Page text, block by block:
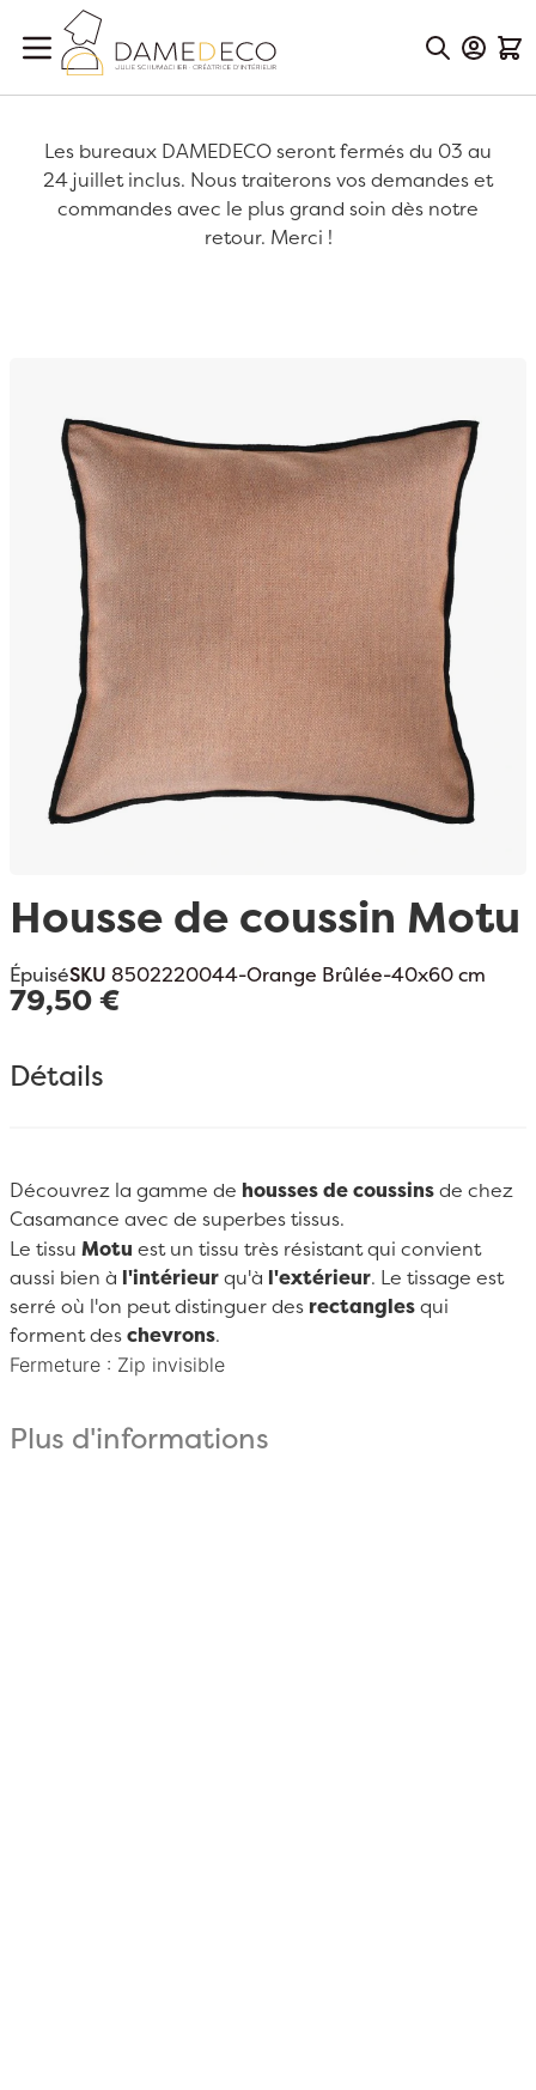
Aller au contenu
Les bureaux DAMEDECO seront fermés du 03 au
24 juillet inclus. Nous traiterons vos demandes et
commandes avec le plus grand soin dès notre
retour. Merci !
Housse de coussin Motu
ÉpuiséSKU 8502220044-Orange Brûlée-40x60 cm
79,50 €
Détails
Découvrez la gamme de housses de coussins de chez
Casamance avec de superbes tissus.
Le tissu Motu est un tissu très résistant qui convient
aussi bien à l'intérieur qu'à l'extérieur. Le tissage est
serré où l'on peut distinguer des rectangles qui
forment des chevrons.
Fermeture : Zip invisible
Plus d'informations